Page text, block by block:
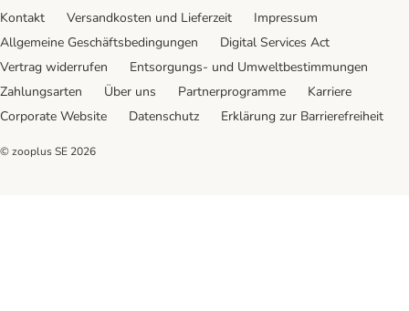
Kontakt Versandkosten und Lieferzeit
Impressum
Allgemeine Geschäftsbedingungen
Digital Services Act
Vertrag widerrufen
Entsorgungs- und Umweltbestimmungen
Zahlungsarten
Über uns Partnerprogramme
Karriere
Corporate Website
Datenschutz Erklärung zur Barrierefreiheit
© zooplus SE 2026